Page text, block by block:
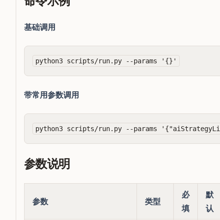
基础调用
带常用参数调用
参数说明
参数 类型
必
填
默
认